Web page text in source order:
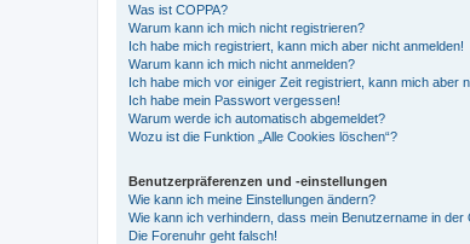
Was ist COPPA?
Warum kann ich mich nicht registrieren?
Ich habe mich registriert, kann mich aber nicht anmelden!
Warum kann ich mich nicht anmelden?
Ich habe mich vor einiger Zeit registriert, kann mich aber
Ich habe mein Passwort vergessen!
Warum werde ich automatisch abgemeldet?
Wozu ist die Funktion „Alle Cookies löschen“?
Benutzerpräferenzen und -einstellungen
Wie kann ich meine Einstellungen ändern?
Wie kann ich verhindern, dass mein Benutzername in der
Die Forenuhr geht falsch!